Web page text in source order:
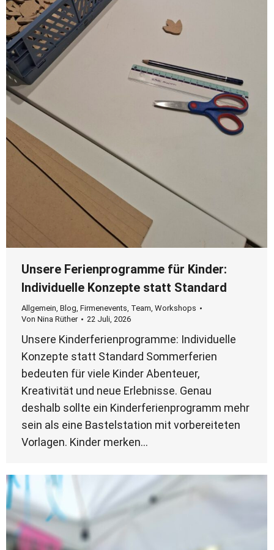
Unsere Ferienprogramme für Kinder:
Individuelle Konzepte statt Standard
Allgemein Blog Firmenevents Team Workshops
Von Nina Rüther 22 Juli, 2026
Unsere Kinderferienprogramme: Individuelle
Konzepte statt Standard Sommerferien
bedeuten für viele Kinder Abenteuer,
Kreativität und neue Erlebnisse. Genau
deshalb sollte ein Kinderferienprogramm mehr
sein als eine Bastelstation mit vorbereiteten
Vorlagen. Kinder merken…